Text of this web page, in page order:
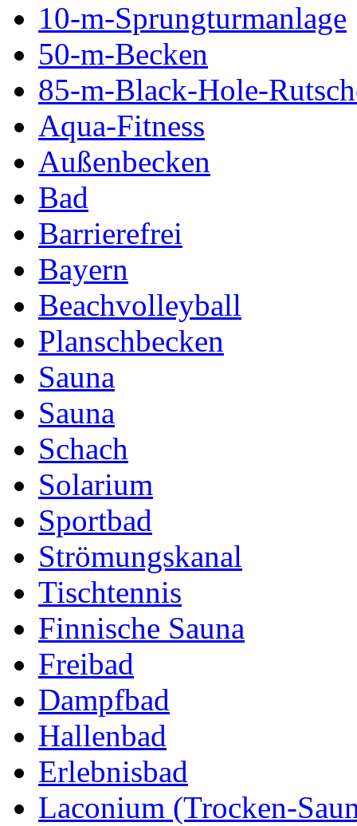
10-m-Sprungturmanlage
50-m-Becken
85-m-Black-Hole-
Aqua-Fitness
Außenbecken
Bad
Barrierefrei
Bayern
Beachvolleyball
Planschbecken
Sauna
Sauna
Schach
Solarium
Sportbad
Strömungskanal
Tischtennis
Finnische Sauna
Freibad
Dampfbad
Hallenbad
Erlebnisbad
Laconium (Trocken-